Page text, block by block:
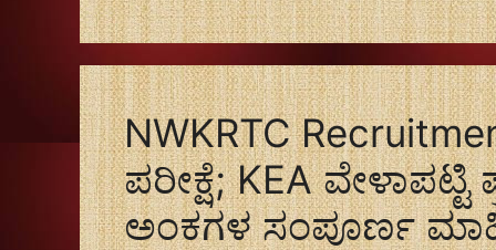
NWKRTC
ಪರೀಕ್ಷೆ; KEA ವೇಳಾಪಟ್ಟಿ
ಅಂಕಗಳ ಸಂಪೂರ್ಣ